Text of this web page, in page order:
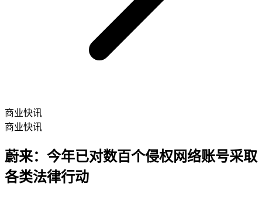
商业快讯
商业快讯
蔚来：今年已对数百个侵权网络账号采取
各类法律行动